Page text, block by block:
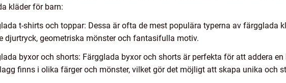
kläder för barn:
t-shirts och toppar: Dessa är ofta de mest populära typerna av färgglada
djurtryck, geometriska mönster och fantasifulla motiv.
byxor och shorts: Färgglada byxor och shorts är perfekta för att addera
finns i olika färger och mönster, vilket gör det möjligt att skapa unika och